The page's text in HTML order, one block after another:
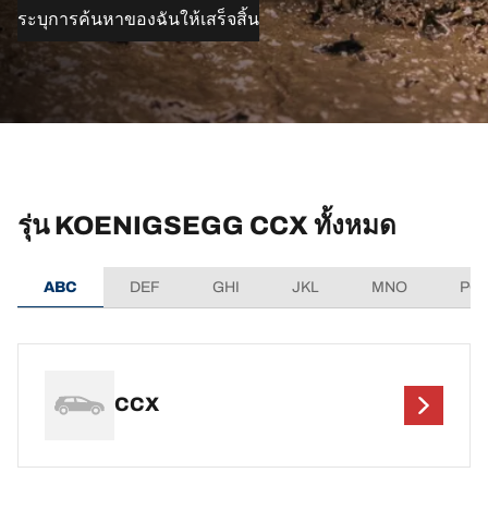
ระบุการค้นหาของฉันให้เสร็จสิ้น
รุ่น KOENIGSEGG CCX ทั้งหมด
ABC DEF GHI JKL MNO
CCX